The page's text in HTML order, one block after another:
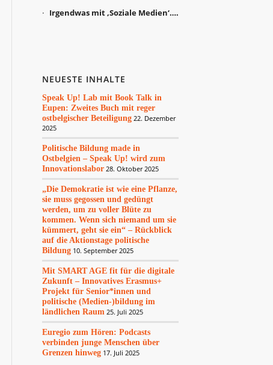
Irgendwas mit ‚Soziale Medien‘….
NEUESTE INHALTE
Speak Up! Lab mit Book Talk in
Eupen: Zweites Buch mit reger
ostbelgischer Beteiligung 22. Dezember
2025
Politische Bildung made in
Ostbelgien – Speak Up! wird zum
Innovationslabor 28. Oktober 2025
„Die Demokratie ist wie eine Pflanze,
sie muss gegossen und gedüngt
werden, um zu voller Blüte zu
kommen. Wenn sich niemand um sie
kümmert, geht sie ein“ – Rückblick
auf die Aktionstage politische
Bildung 10. September 2025
Mit SMART AGE fit für die digitale
Zukunft – Innovatives Erasmus+
Projekt für Senior*innen und
politische (Medien-)bildung im
ländlichen Raum 25. Juli 2025
Euregio zum Hören: Podcasts
verbinden junge Menschen über
Grenzen hinweg 17. Juli 2025